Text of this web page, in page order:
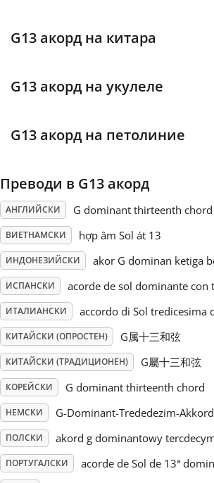
Русский
Svenska
Tiếng Việt
Türkçe
简体中文
繁體中文
G13 акорд на китара
G13 акорд на укулеле
G13 акорд на петолиние
Преводи в G13 акорд
АНГЛИЙСКИ G dominant thirteenth chord
ВИЕТНАМСКИ hợp âm Sol át 13
ИНДОНЕЗИЙСКИ akor G dominan ketiga
ИСПАНСКИ acorde de sol dominante con
ИТАЛИАНСКИ accordo di Sol tredicesima
КИТАЙСКИ (ОПРОСТЕН) G属十三和弦
КИТАЙСКИ (ТРАДИЦИОНЕН) G屬十三和弦
КОРЕЙСКИ G dominant thirteenth chord
НЕМСКИ G-Dominant-Trededezim-Akkord
ПОЛСКИ akord g dominantowy
ПОРТУГАЛСКИ acorde de Sol de 13ª